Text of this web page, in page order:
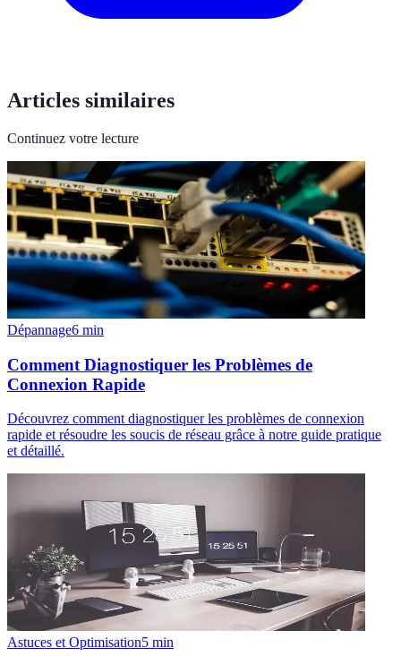
Articles similaires
Continuez votre lecture
Dépannage6 min
Comment Diagnostiquer les Problèmes de
Connexion Rapide
Découvrez comment diagnostiquer les problèmes de connexion
rapide et résoudre les soucis de réseau grâce à notre guide pratique
et détaillé.
Astuces et Optimisation5 min